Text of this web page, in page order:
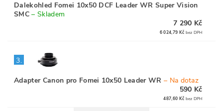
Dalekohled Fomei 10x50 DCF Leader WR Super Vision
SMC–Skladem
7 290 Kč
6 024,79 Kč bez DPH
3.
Adapter Canon pro Fomei 10x50 Leader WR – Na dotaz
590 Kč
487,60 Kč bez DPH